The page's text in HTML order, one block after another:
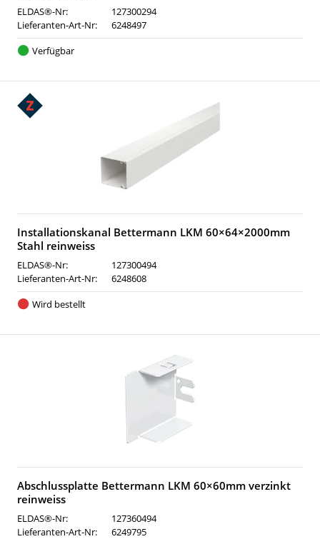
ELDAS®-Nr:
127300294
Lieferanten-Art-Nr:
6248497
Verfügbar
Installationskanal Bettermann LKM 60×64×2000mm
Stahl reinweiss
ELDAS®-Nr:
127300494
Lieferanten-Art-Nr:
6248608
Wird bestellt
Abschlussplatte Bettermann LKM 60×60mm verzinkt
reinweiss
ELDAS®-Nr:
127360494
Lieferanten-Art-Nr:
6249795